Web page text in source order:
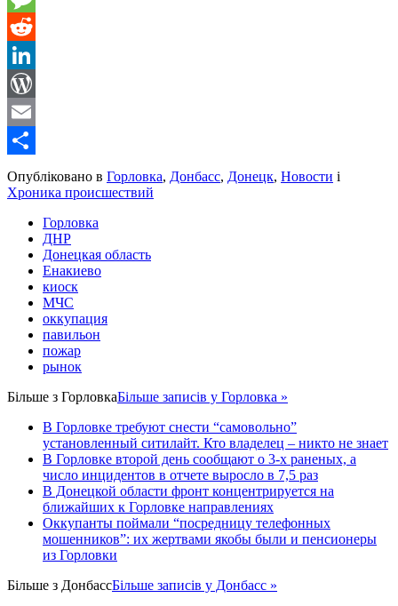
Message
Reddit
LinkedIn
WordPress
Email
Share
Опубліковано в Горловка, Донбасс, Донецк, Новости і
Хроника происшествий
Горловка
ДНР
Донецкая область
Енакиево
киоск
МЧС
оккупация
павильон
пожар
рынок
Більше з ГорловкаБільше записів у Горловка »
В Горловке требуют снести “самовольно”
установленный ситилайт. Кто владелец – никто не знает
В Горловке второй день сообщают о 3-х раненых, а
число инцидентов в отчете выросло в 7,5 раз
В Донецкой области фронт концентрируется на
ближайших к Горловке направлениях
Оккупанты поймали “посредницу телефонных
мошенников”: их жертвами якобы были и пенсионеры
из Горловки
Більше з ДонбассБільше записів у Донбасс »